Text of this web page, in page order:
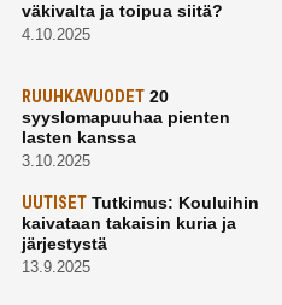
väkivalta ja toipua siitä?
4.10.2025
RUUHKAVUODET20
syyslomapuuhaa pienten
lasten kanssa
3.10.2025
UUTISETTutkimus: Kouluihin
kaivataan takaisin kuria ja
järjestystä
13.9.2025